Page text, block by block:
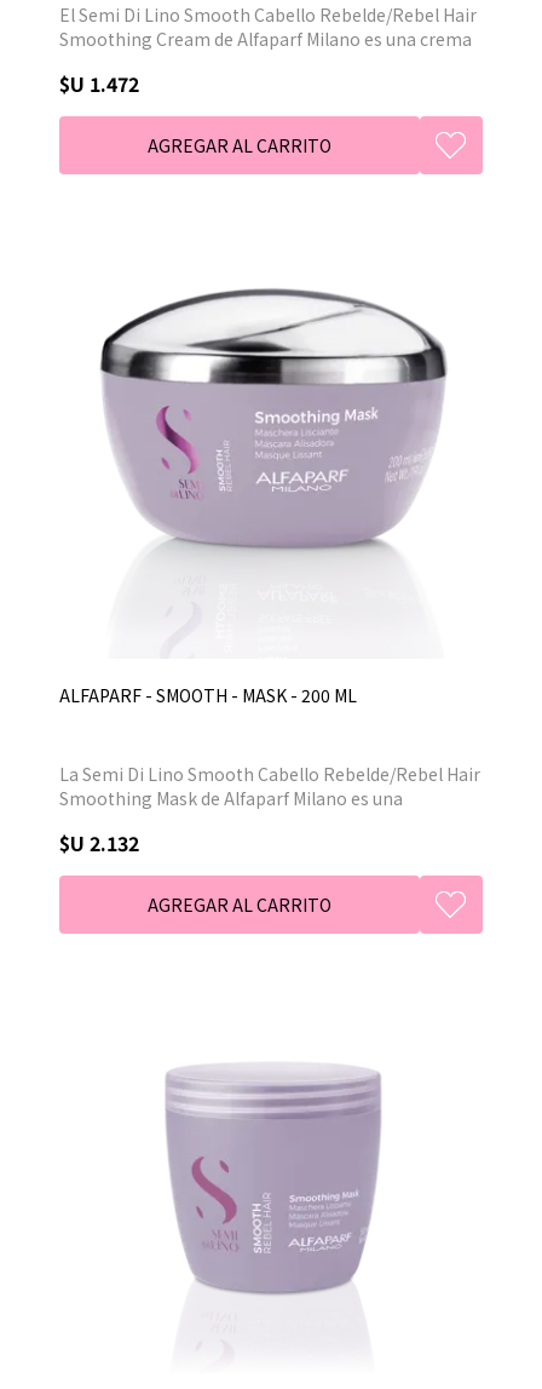
El Semi Di Lino Smooth Cabello Rebelde/Rebel Hair
Smoothing Cream de Alfaparf Milano es una crema
peinado, proporciona protección térmica, protege
el cabello de la humedad, suaviza el cabello,
previene el encrespamiento y los rizos.
$U 1.472
ALFAPARF - SMOOTH - MASK - 200 ML
La Semi Di Lino Smooth Cabello Rebelde/Rebel Hair
Smoothing Mask de Alfaparf Milano es una
y disciplina el cabello, previene el encrespamiento y
facilita el peinado. Ideal para cabellos medianos y
$U 2.132